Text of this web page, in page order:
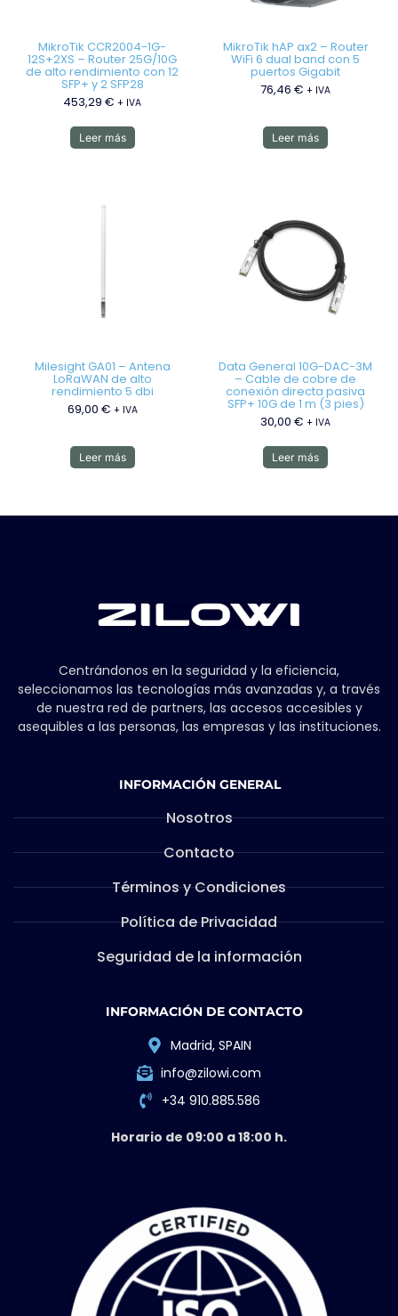
MikroTik CCR2004-1G-
12S+2XS – Router 25G/10G
de alto rendimiento con 12
SFP+ y 2 SFP28
453,29€ + IVA
Leer más
MikroTik hAP ax2 – Router
WiFi 6 dual band con 5
puertos Gigabit
76,46€ + IVA
Leer más
Milesight GA01 – Antena
LoRaWAN de alto
rendimiento 5 dbi
69,00 € + IVA
Leer más
Data General 10G-DAC-3M
– Cable de cobre de
conexión directa pasiva
SFP+ 10G de 1 m (3 pies)
30,00€ + IVA
Leer más
Centrándonos en la seguridad y la eficiencia,
seleccionamos las tecnologías más avanzadas y, a través
de nuestra red de partners, las accesos accesibles y
asequibles a las personas, las empresas y las instituciones.
INFORMACIÓN GENERAL
Nosotros
Contacto
Términos y Condiciones
Política de Privacidad
Seguridad de la información
INFORMACIÓN DE CONTACTO
Madrid, SPAIN
info@zilowi.com
+34 910.885.586
Horario de 09:00 a 18:00 h.